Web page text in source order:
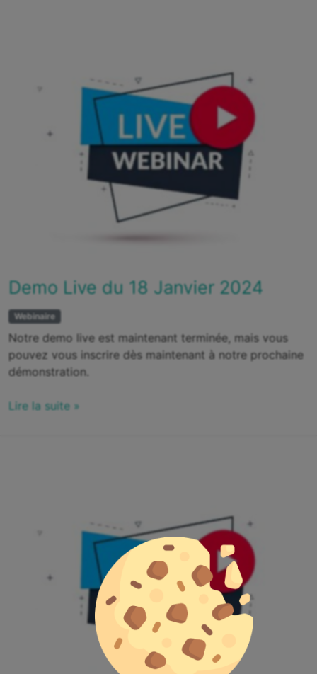
Demo Live du 18 Janvier 2024
Webinaire
Notre demo live est maintenant terminée, mais vous
pouvez vous inscrire dès maintenant à notre prochaine
démonstration.
Lire la suite »